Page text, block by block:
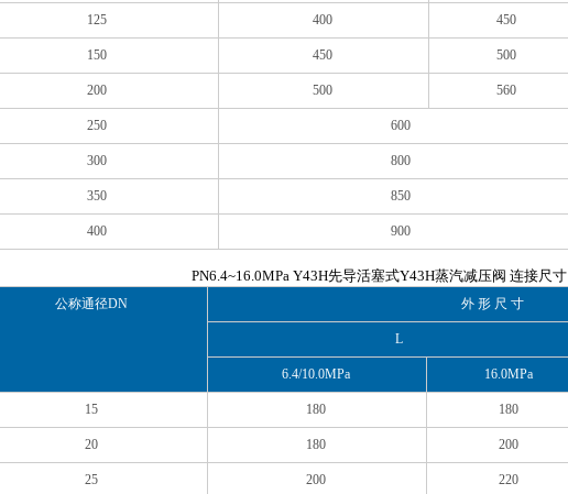
125 400 450
150 450 500
200 500 560
250 600
300 800
350 850
400 900
PN6.4~16.0MPa Y43H先导活塞式Y43H蒸汽减压阀 连接尺寸
公称通径DN 外 形 尺 寸
L
6.4/10.0MPa 16.0MPa
15 180 180
20 180 200
25 200 220